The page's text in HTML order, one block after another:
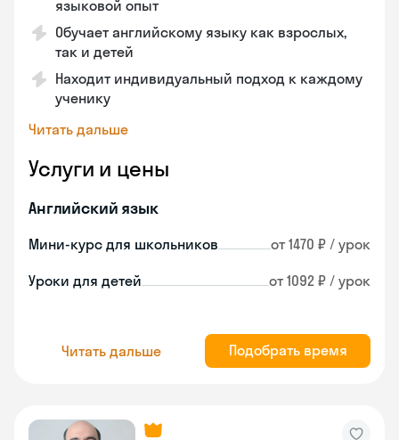
языковой опыт
Обучает английскому языку как взрослых,
так и детей
Находит индивидуальный подход к каждому
ученику
Читать дальше
Услуги и цены
Английский язык
Мини-курс для школьников от 1470 ₽ / урок
Уроки для детей от 1092 ₽ / урок
Читать дальше Подобрать время